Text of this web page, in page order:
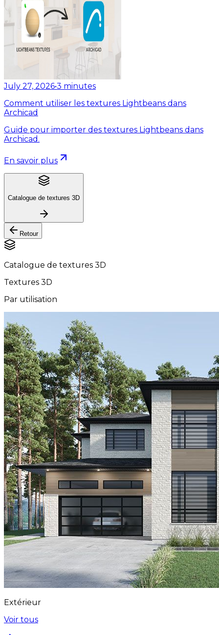
July 27, 2026•3 minutes
Comment utiliser les textures Lightbeans dans
Archicad
Guide pour importer des textures Lightbeans dans
Archicad.
En savoir plus
Catalogue de textures 3D
Retour
Catalogue de textures 3D
Textures 3D
Par utilisation
Extérieur
Voir tous